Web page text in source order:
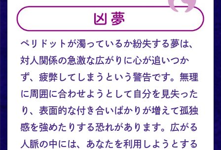
ペリドットが濁っているか紛失する夢は、
対人関係の急激な広がりに心が追いつか
ず、疲弊してしまうという警告です。無理
に周囲に合わせようとして自分を見失った
り、表面的な付き合いばかりが増えて孤独
感を強めたりする恐れがあります。広がる
人脈の中には、あなたを利用しようとする